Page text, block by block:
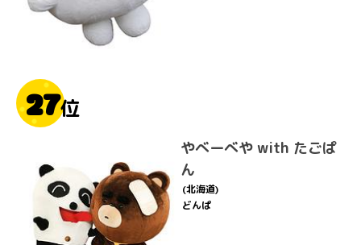
27位
やべーべや with たごぱ
ん
(北海道)
どんぱ